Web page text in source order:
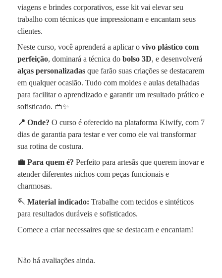
viagens e brindes corporativos, esse kit vai elevar seu
trabalho com técnicas que impressionam e encantam seus
clientes.
Neste curso, você aprenderá a aplicar o vivo plástico com
perfeição, dominará a técnica do bolso 3D, e desenvolverá
alças personalizadas que farão suas criações se destacarem
em qualquer ocasião. Tudo com moldes e aulas detalhadas
para facilitar o aprendizado e garantir um resultado prático e
sofisticado. 👜✨
📍 Onde? O curso é oferecido na plataforma Kiwify, com 7
dias de garantia para testar e ver como ele vai transformar
sua rotina de costura.
💼 Para quem é? Perfeito para artesãs que querem inovar e
atender diferentes nichos com peças funcionais e
charmosas.
🪡 Material indicado: Trabalhe com tecidos e sintéticos
para resultados duráveis e sofisticados.
Comece a criar necessaires que se destacam e encantam!
Não há avaliações ainda.